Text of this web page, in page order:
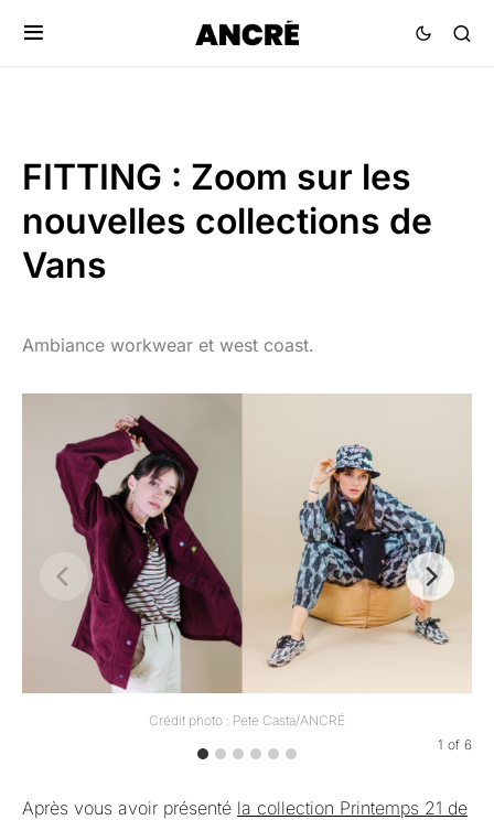
FITTING : Zoom sur les
nouvelles collections de
Vans
Ambiance workwear et west coast.
Crédit photo : Pete Casta/ANCRÉ
1 of 6
Après vous avoir présenté la collection Printemps 21 de